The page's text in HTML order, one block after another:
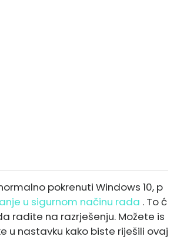
pokrenuti Windows 10, p
u sigurnom načinu rada . To ć
radite na razrješenju. Možete is
u nastavku kako biste riješili ovaj